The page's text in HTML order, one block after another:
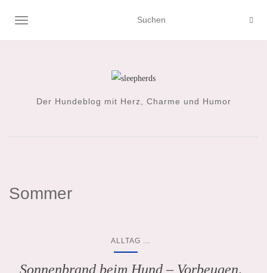
NAVIGATION UMSCHALTEN
Der Hundeblog mit Herz, Charme und Humor
Sommer
ALLTAG
Sonnenbrand beim Hund – Vorbeugen,